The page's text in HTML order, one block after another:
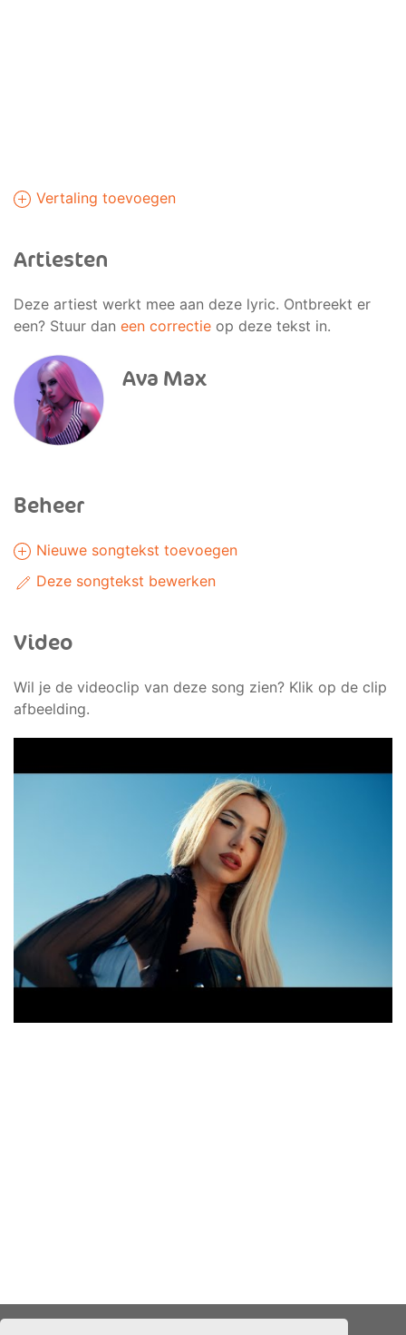
Vertaling toevoegen
Artiesten
Deze artiest werkt mee aan deze lyric. Ontbreekt er
een? Stuur dan een correctie op deze tekst in.
Ava Max
Beheer
Nieuwe songtekst toevoegen
Deze songtekst bewerken
Video
Wil je de videoclip van deze song zien? Klik op de clip
afbeelding.